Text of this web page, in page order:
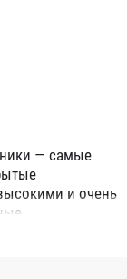
— самые
и очень
сторон